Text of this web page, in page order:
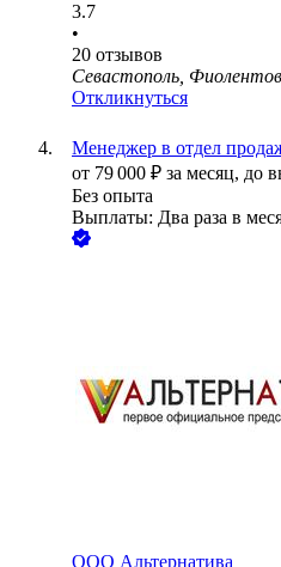
3.7
•
20 отзывов
Севастополь,
Откликнуться
Менеджер в отдел
от 79 000 ₽ за месяц, до
Без опыта
Выплаты: Два раза в
ООО Альтернатива